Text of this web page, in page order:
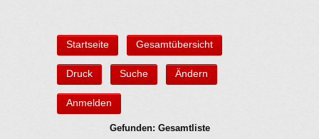
Startseite Gesamtübersicht
Druck Suche Ändern
Anmelden
Gefunden: Gesamtliste